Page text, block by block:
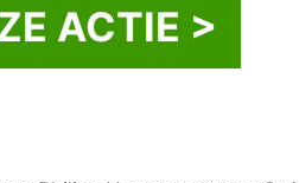
ACTIE >